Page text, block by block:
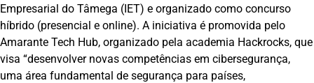
Empresarial do Tâmega (IET) e organizado como concurso
híbrido (presencial e online). A iniciativa é promovida pelo
Amarante Tech Hub, organizado pela academia Hackrocks, que
visa “desenvolver novas competências em cibersegurança,
uma área fundamental de segurança para países,